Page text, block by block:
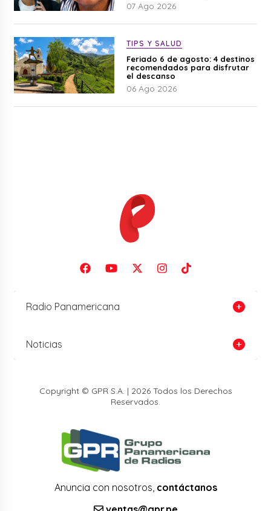
07 Ago 2026
TIPS Y SALUD
Feriado 6 de agosto: 4 destinos
recomendados para disfrutar
el descanso
06 Ago 2026
Radio Panamericana
Noticias
Copyright © GPR S.A. | 2026 Todos los Derechos
Reservados.
Anuncia con nosotros, contáctanos